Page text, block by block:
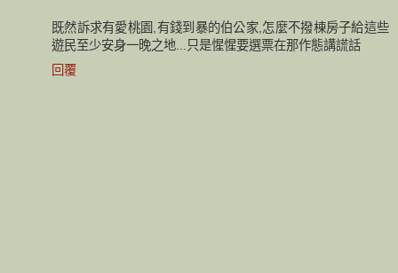
既然訴求有愛桃園,有錢到暴的伯公家,怎麼不撥棟房子給這些
遊民至少安身一晚之地...只是惺惺要選票在那作態講謊話
回覆